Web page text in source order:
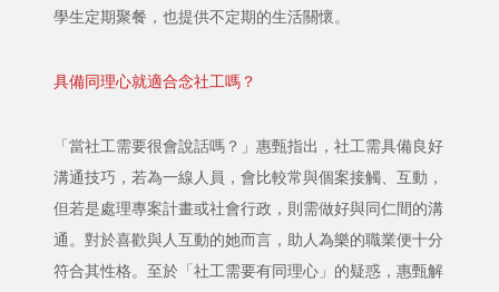
學生定期聚餐，也提供不定期的生活關懷。
具備同理心就適合念社工嗎？
「當社工需要很會說話嗎？」惠甄指出，社工需具備良好
溝通技巧，若為一線人員，會比較常與個案接觸、互動，
但若是處理專案計畫或社會行政，則需做好與同仁間的溝
通。對於喜歡與人互動的她而言，助人為樂的職業便十分
符合其性格。至於「社工需要有同理心」的疑惑，惠甄解